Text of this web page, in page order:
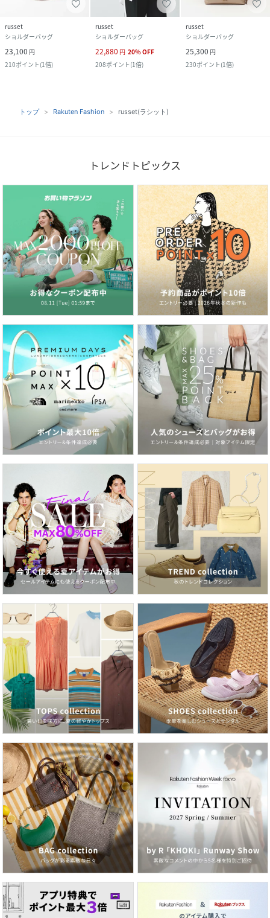
russet
ショルダーバッグ
23,100 円
210ポイント(1倍)
russet
ショルダーバッグ
22,880 円 20%OFF
208ポイント(1倍)
russet
ショルダーバッグ
25,300 円
230ポイント(1倍)
トップ Rakuten Fashion russet(ラシット)
トレンドトピックス